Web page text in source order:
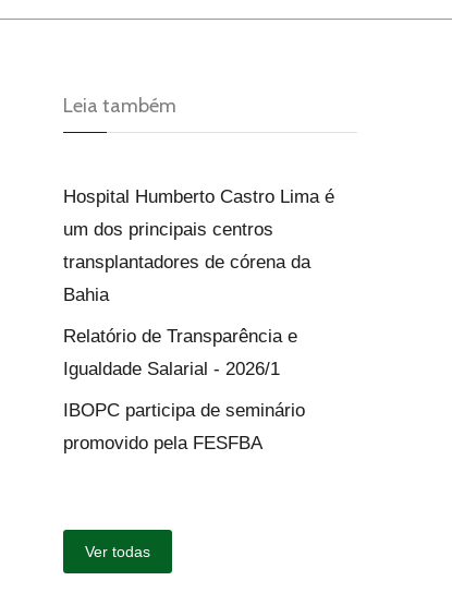
Leia também
Hospital Humberto Castro Lima é
um dos principais centros
transplantadores de córena da
Bahia
Relatório de Transparência e
Igualdade Salarial - 2026/1
IBOPC participa de seminário
promovido pela FESFBA
Ver todas